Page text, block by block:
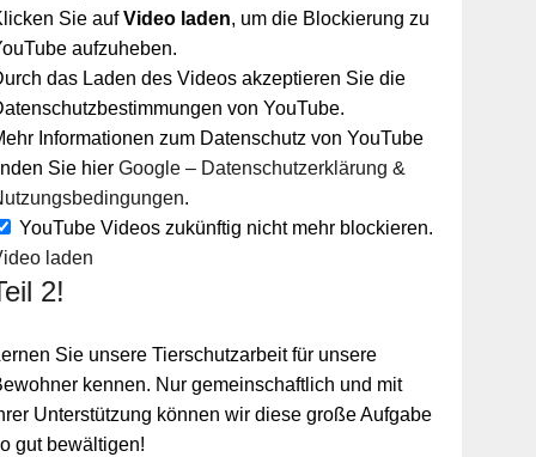
Sie aufVideo laden, um die Blockierung zu
aufzuheben.
das Laden des Videos akzeptieren Sie die
von YouTube.
Informationen zum Datenschutz von YouTube
Sie hierGoogle – Datenschutzerklärung &
.
YouTube Videos zukünftig nicht mehr blockieren.
laden
2!
Sie unsere Tierschutzarbeit für unsere
kennen. Nur gemeinschaftlich und mit
Unterstützung können wir diese große Aufgabe
gut bewältigen!